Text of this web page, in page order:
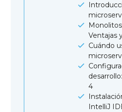
Ventajas
Cuándo
4
IntelliJ